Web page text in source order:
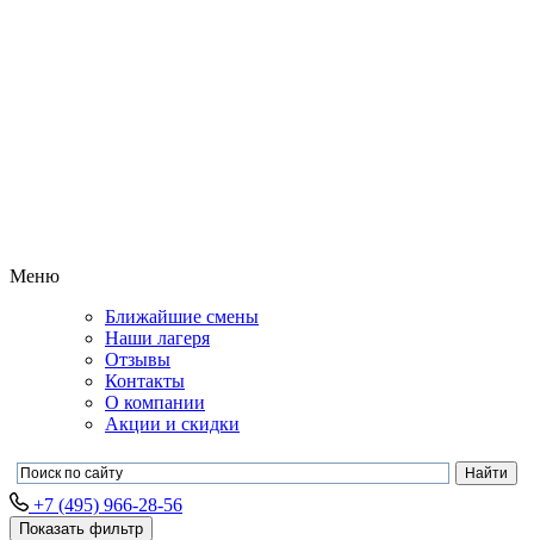
Меню
Ближайшие смены
Наши лагеря
Отзывы
Контакты
О компании
Акции и скидки
+7 (495) 966-28-56
Показать фильтр